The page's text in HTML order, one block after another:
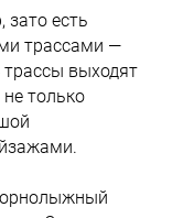
зато есть
трассами —
трассы выходят
только